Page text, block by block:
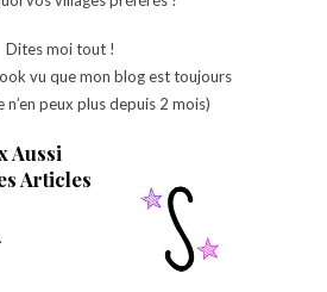
Dites moi tout !
vu que mon blog est toujours
n’en peux plus depuis 2 mois)
Aussi
Articles